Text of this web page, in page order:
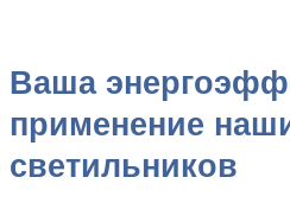
Ваша
применение
светильников